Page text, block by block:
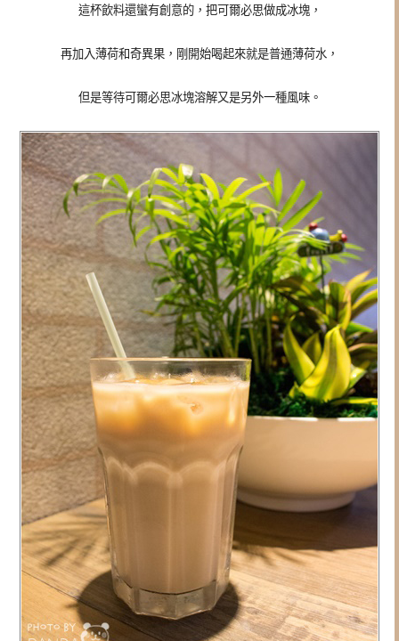
這杯飲料還蠻有創意的，把可爾必思做成冰塊，
再加入薄荷和奇異果，剛開始喝起來就是普通薄荷水，
但是等待可爾必思冰塊溶解又是另外一種風味。